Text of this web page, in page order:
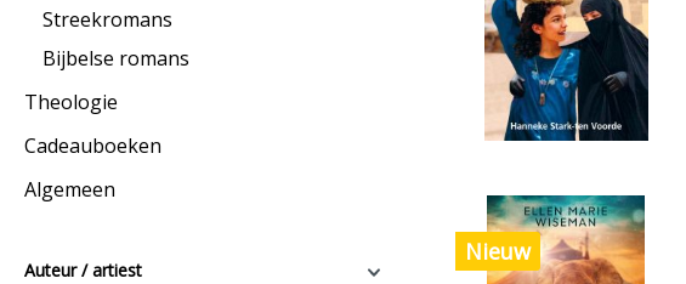
Streekromans
Bijbelse romans
Theologie
Cadeauboeken
Algemeen
Auteur / artiest
Nieuw